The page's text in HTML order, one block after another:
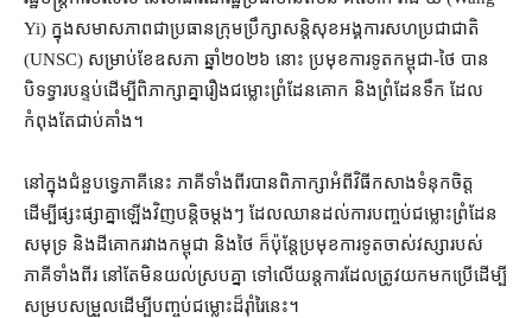
Yi) ក្នុង​សមាស​ភាពជា​ប្រធាន​ក្រុមប្រឹក្សាសន្តិសុខ​អង្គការសហប្រជាជាតិ
(UNSC) សម្រាប់​ខែឧសភា ឆ្នាំ​២០២៦ នោះ ប្រមុខ​ការទូត​កម្ពុជា​-​ថៃ បាន​
បិទទ្វារ​បន្ទប់​ដើម្បី​ពិភាក្សា​គ្នា​រឿង​ជម្លោះព្រំដែន​គោក និង​ព្រំ​ដែនទឹក ដែល​
កំពុងតែ​ជាប់​គាំង។
នៅក្នុង​ជំនួប​ទ្វេភាគី​នេះ ភាគី​ទាំង​ពីរ​បាន​ពិភាក្សា​អំពី​វិធី​កសាង​ទំនុកចិត្ត
ដើម្បី​ផ្សះផ្សា​គ្នា​ឡើងវិញ​បន្តិច​ម្តងៗ ដែល​ឈាន​ដល់​ការ​បញ្ចប់​ជម្លោះព្រំដែន​
សមុទ្រ និង​ដីគោក​រវាង​កម្ពុជា និង​ថៃ ក៏ប៉ុន្តែ​ប្រមុខ​ការទូត​ចាស់វស្សា​របស់​
ភាគី​ទាំងពីរ នៅតែ​មិន​យល់ស្រប​គ្នា ទៅលើ​យន្ត​ការដែល​ត្រូវ​យក​មក​ប្រើ​ដើម្បី​
សម្របសម្រួល​ដើម្បី​បញ្ចប់​ជម្លោះ​ដ៏​រ៉ាំ​រៃ​នេះ។